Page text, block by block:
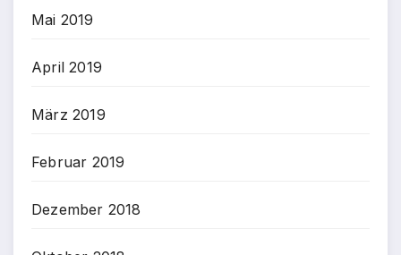
Mai 2019
April 2019
März 2019
Februar 2019
Dezember 2018